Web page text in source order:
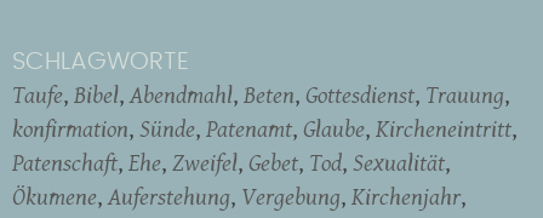
SCHLAGWORTE
Taufe Bibel Abendmahl Beten Gottesdienst Trauung
konfirmation Sünde Patenamt Glaube Kircheneintritt
Patenschaft Ehe Zweifel Gebet Tod Sexualität
Ökumene Auferstehung Vergebung Kirchenjahr